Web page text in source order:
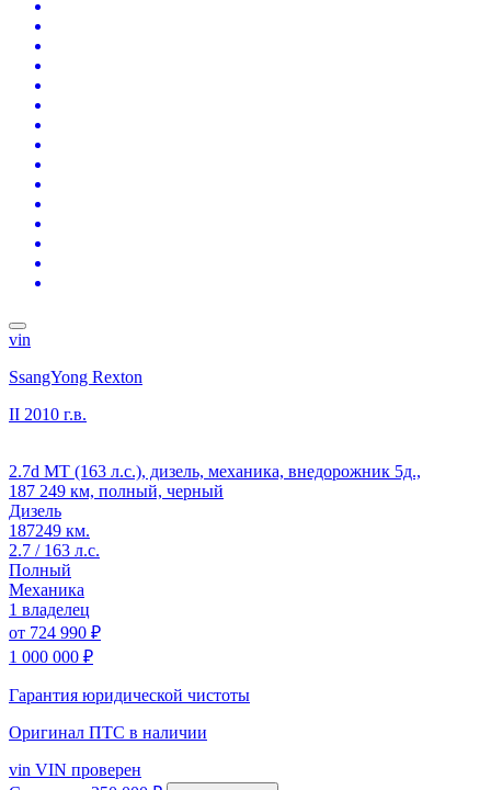
vin
SsangYong Rexton
II 2010 г.в.
2.7d MT (163 л.с.), дизель, механика, внедорожник 5д.,
187 249 км, полный, черный
Дизель
187249 км.
2.7 / 163 л.с.
Полный
Механика
1 владелец
от 724 990 ₽
1 000 000 ₽
Гарантия юридической чистоты
Оригинал ПТС в наличии
vin VIN проверен